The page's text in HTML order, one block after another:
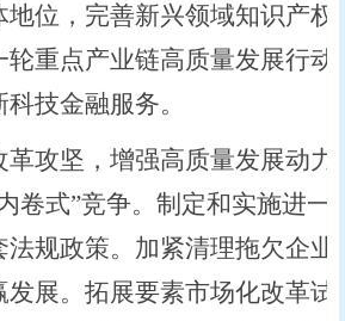
地位，完善新兴领域知识产
重点产业链高质量发展行
技金融服务。
坚，增强高质量发展动力
卷式”竞争。制定和实施进
法规政策。加紧清理拖欠企
发展。拓展要素市场化改革